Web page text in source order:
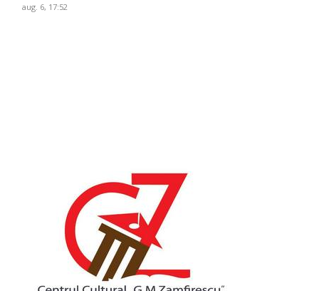
aug. 6, 17:52